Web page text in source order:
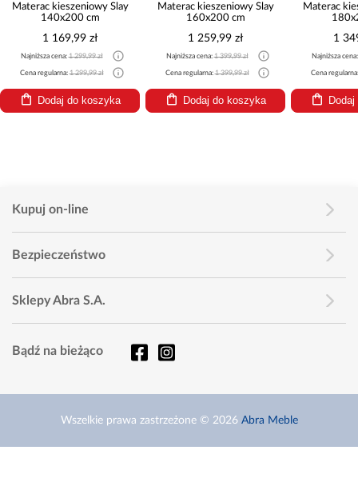
Materac kieszeniowy Slay
140x200 cm
1 169,99 zł
Najniższa cena:1 299,99 zł
Cena regularna:1 299,99 zł
Dodaj do koszyka
Materac kieszeniowy Slay
160x200 cm
1 259,99 zł
Najniższa cena:1 399,99 zł
Cena regularna:1 399,99 zł
Dodaj do koszyka
Materac
1
Najniższa
Cena
Kupuj on-line
Bezpieczeństwo
Sklepy Abra S.A.
Bądź na bieżąco
Wszelkie prawa zastrzeżone © 2026 Abra Meble